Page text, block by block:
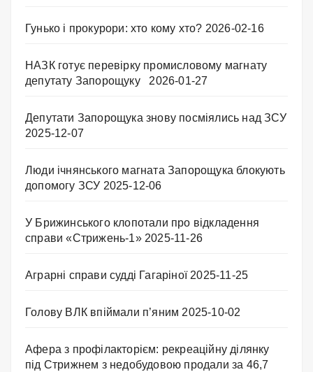
Гунько і прокурори: хто кому хто? 2026-02-16
НАЗК готує перевірку промисловому магнату
депутату Запорощуку
2026-01-27
Депутати Запорощука знову посміялись над ЗСУ
2025-12-07
Люди ічнянського магната Запорощука блокують
допомогу ЗСУ 2025-12-06
У Брижинського клопотали про відкладення
справи «Стрижень-1» 2025-11-26
Аграрні справи судді Гагаріної 2025-11-25
Голову ВЛК впіймали п’яним 2025-10-02
Афера з профілакторієм: рекреаційну ділянку
під Стрижнем з недобудовою продали за 46,7